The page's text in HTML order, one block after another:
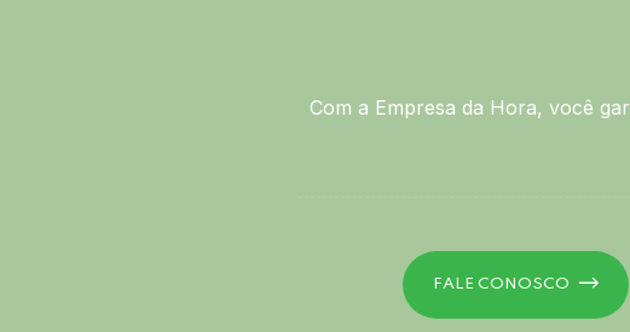
Com a Empresa da Hora, você
FALE CONOSCO